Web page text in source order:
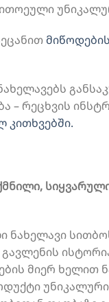
– რეცხვის
კითხვებში.
ნახელავი
მიერ ხელით